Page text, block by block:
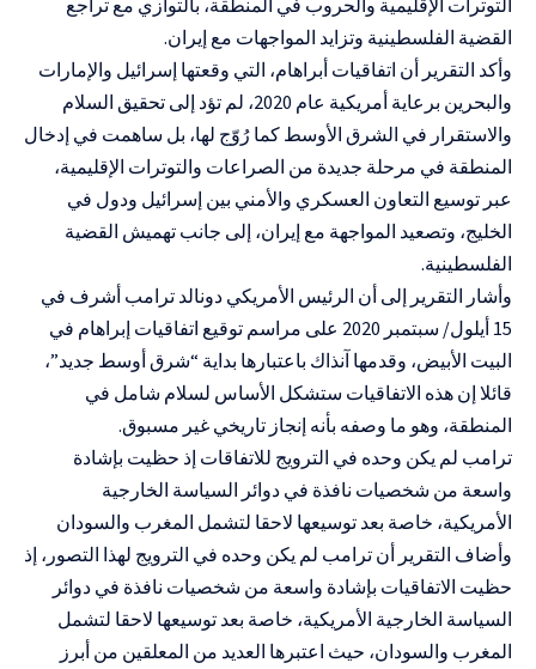
القضية الفلسطينية وتزايد المواجهات مع إيران.
وأكد التقرير أن اتفاقيات أبراهام، التي وقعتها إسرائيل والإمارات
والبحرين برعاية أمريكية عام 2020، لم تؤد إلى تحقيق السلام
والاستقرار في الشرق الأوسط كما رُوّج لها، بل ساهمت في إدخال
المنطقة في مرحلة جديدة من الصراعات والتوترات الإقليمية،
عبر توسيع التعاون العسكري والأمني بين إسرائيل ودول في
الخليج، وتصعيد المواجهة مع إيران، إلى جانب تهميش القضية
الفلسطينية.
وأشار التقرير إلى أن الرئيس الأمريكي دونالد ترامب أشرف في
15 أيلول/ سبتمبر 2020 على مراسم توقيع اتفاقيات إبراهام في
البيت الأبيض، وقدمها آنذاك باعتبارها بداية “شرق أوسط جديد”،
قائلا إن هذه الاتفاقيات ستشكل الأساس لسلام شامل في
المنطقة، وهو ما وصفه بأنه إنجاز تاريخي غير مسبوق.
ترامب لم يكن وحده في الترويج للاتفاقات إذ حظيت بإشادة
واسعة من شخصيات نافذة في دوائر السياسة الخارجية
الأمريكية، خاصة بعد توسيعها لاحقا لتشمل المغرب والسودان
وأضاف التقرير أن ترامب لم يكن وحده في الترويج لهذا التصور، إذ
حظيت الاتفاقيات بإشادة واسعة من شخصيات نافذة في دوائر
السياسة الخارجية الأمريكية، خاصة بعد توسيعها لاحقا لتشمل
المغرب والسودان، حيث اعتبرها العديد من المعلقين من أبرز